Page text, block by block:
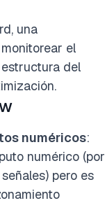
una
el
del
numéricos:
numérico (por
pero es